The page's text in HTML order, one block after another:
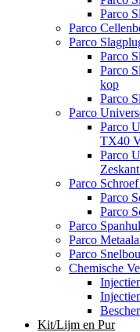
Parco
Parco
Parco
Parco
Parco
kop
Parco
Parco
Parco
TX40
Parco
Parco
Parco
Parco
Parco
Parco
Parco
Chemische
Kit/Lijm en Pur